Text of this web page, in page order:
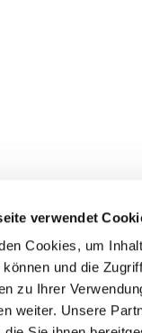
verwendet
Cookies, um
und die
zu Ihrer
weiter. Unsere
Der Verein
SV-Zeitung